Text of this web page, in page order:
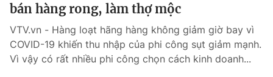
bán hàng rong, làm thợ mộc
VTV.vn - Hàng loạt hãng hàng không giảm giờ bay vì
COVID-19 khiến thu nhập của phi công sụt giảm mạnh.
Vì vậy có rất nhiều phi công chọn cách kinh doanh...